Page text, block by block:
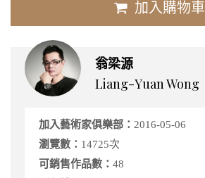
加入購物車
翁梁源
Liang-Yuan Wong
加入藝術家俱樂部： 2016-05-06
瀏覽數： 14725次
可銷售作品數： 48